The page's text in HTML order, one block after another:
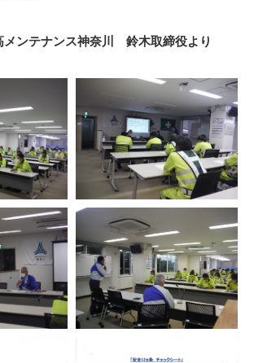
メンテナンス神奈川 鈴木取締役より